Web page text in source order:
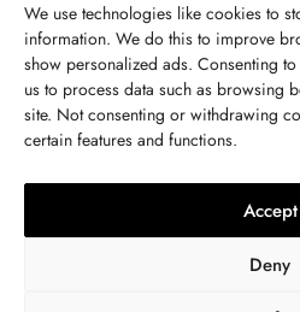
We use technologies like cookies to
information. We do this to improve
show personalized ads. Consenting
us to process data such as browsing
site. Not consenting or withdrawing
certain features and functions.
Accept
Deny
ABOUT US GET IN TOUCH
TERMS AND CONDITIONS